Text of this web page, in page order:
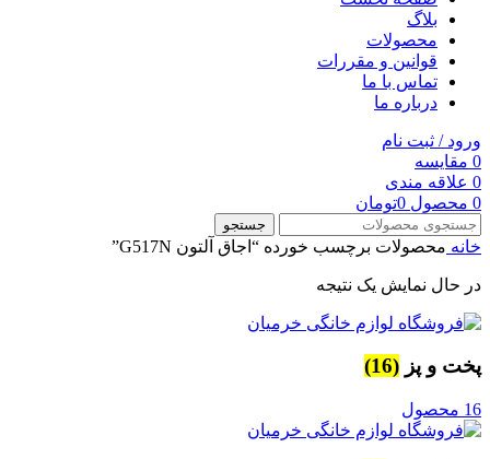
بلاگ
محصولات
قوانین و مقررات
تماس با ما
درباره ما
ورود / ثبت نام
0 مقایسه
0 علاقه مندی
0 محصول 0تومان
جستجو
خانه محصولات برچسب خورده “اجاق آلتون G517N”
در حال نمایش یک نتیجه
پخت و پز (16)
16 محصول